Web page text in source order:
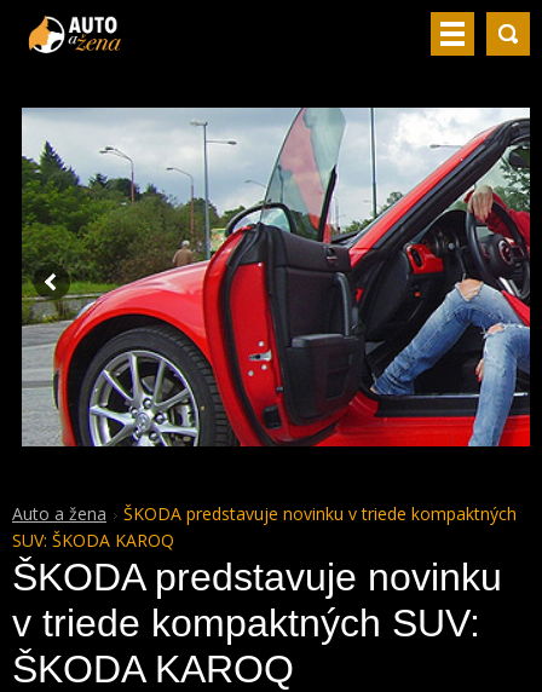
Auto a žena
ŠKODA predstavuje novinku v triede kompaktných
SUV: ŠKODA KAROQ
ŠKODA predstavuje novinku
v triede kompaktných SUV:
ŠKODA KAROQ